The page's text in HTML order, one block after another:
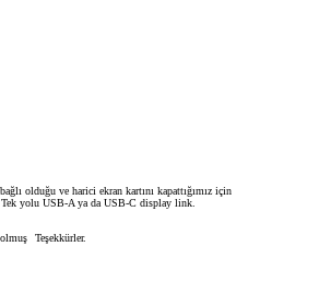
olduğu ve harici ekran kartını kapattığımız için
Tek yolu USB-A ya da USB-C display link.
Teşekkürler.